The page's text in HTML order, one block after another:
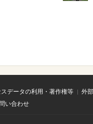
スデータの利用・著作権等 外
い合わせ